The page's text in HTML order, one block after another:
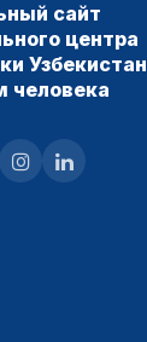
сайт
центра
Узбекистан
человека